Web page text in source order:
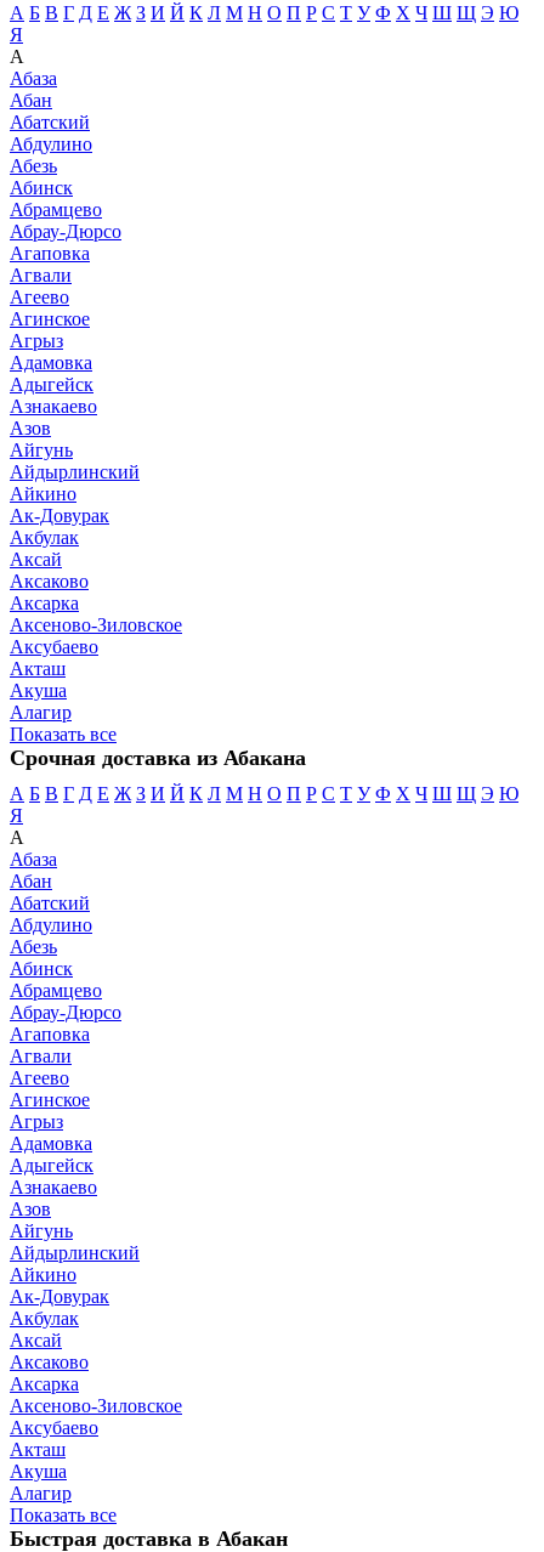
А Б В Г Д Е Ж З И Й К Л М Н О П Р С Т У Ф Х Ч Ш Щ Э Ю
Я
А
Абаза
Абан
Абатский
Абдулино
Абезь
Абинск
Абрамцево
Абрау-Дюрсо
Агаповка
Агвали
Агеево
Агинское
Агрыз
Адамовка
Адыгейск
Азнакаево
Азов
Айгунь
Айдырлинский
Айкино
Ак-Довурак
Акбулак
Аксай
Аксаково
Аксарка
Аксеново-Зиловское
Аксубаево
Акташ
Акуша
Алагир
Показать все
Срочная доставка из Абакана
А Б В Г Д Е Ж З И Й К Л М Н О П Р С Т У Ф Х Ч Ш Щ Э Ю
Я
А
Абаза
Абан
Абатский
Абдулино
Абезь
Абинск
Абрамцево
Абрау-Дюрсо
Агаповка
Агвали
Агеево
Агинское
Агрыз
Адамовка
Адыгейск
Азнакаево
Азов
Айгунь
Айдырлинский
Айкино
Ак-Довурак
Акбулак
Аксай
Аксаково
Аксарка
Аксеново-Зиловское
Аксубаево
Акташ
Акуша
Алагир
Показать все
Быстрая доставка в Абакан